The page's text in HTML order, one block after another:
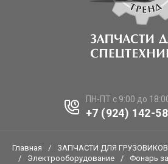
ПН-ПТ с 9:00 до
+7 (924) 142-
Главная / ЗАПЧАСТИ ДЛЯ ГРУЗОВИКОВ
/
Электрооборудование / Фонарь